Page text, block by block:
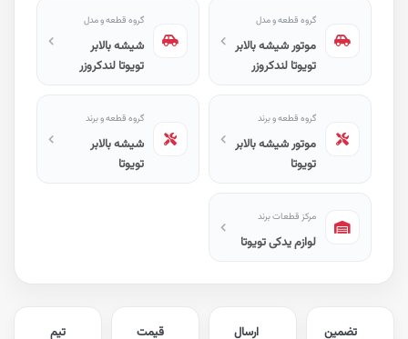
گروه قطعه و مدل
موتور شیشه بالابر
تویوتا لندکروزر
گروه قطعه و مدل
شیشه بالابر
تویوتا لندکروزر
گروه قطعه و برند
موتور شیشه بالابر
تویوتا
گروه قطعه و برند
شیشه بالابر
تویوتا
مرکز قطعات برند
لوازم یدکی تویوتا
قیمت
ارسال
تضمین